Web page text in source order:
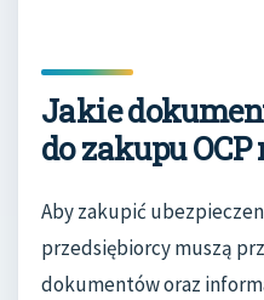
Jakie
do zakupu OCP
Aby zakupić
przedsiębiorcy muszą
dokumentów oraz